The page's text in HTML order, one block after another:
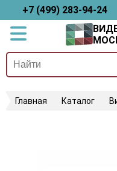
+7 (499) 283-94-24
Главная Каталог